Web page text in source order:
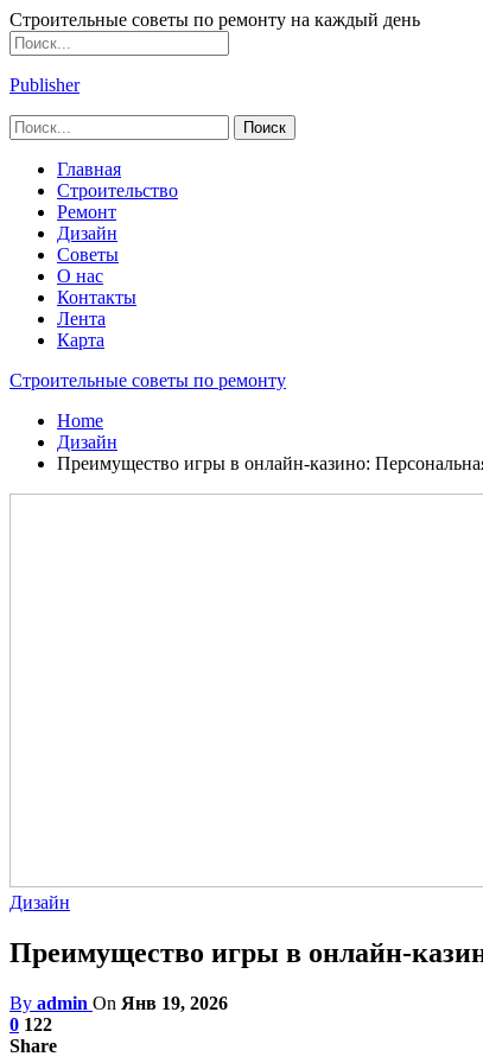
Строительные советы по ремонту на каждый день
Publisher
Главная
Строительство
Ремонт
Дизайн
Советы
О нас
Контакты
Лента
Карта
Строительные советы по ремонту
Home
Дизайн
Преимущество игры в онлайн-казино:
Дизайн
Преимущество игры в онлайн-
By admin On Янв 19, 2026
0 122
Share